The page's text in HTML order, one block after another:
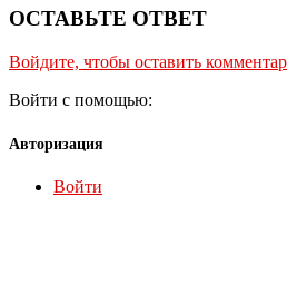
ОСТАВЬТЕ ОТВЕТ
Войдите, чтобы оставить
Войти с помощью:
Авторизация
Войти